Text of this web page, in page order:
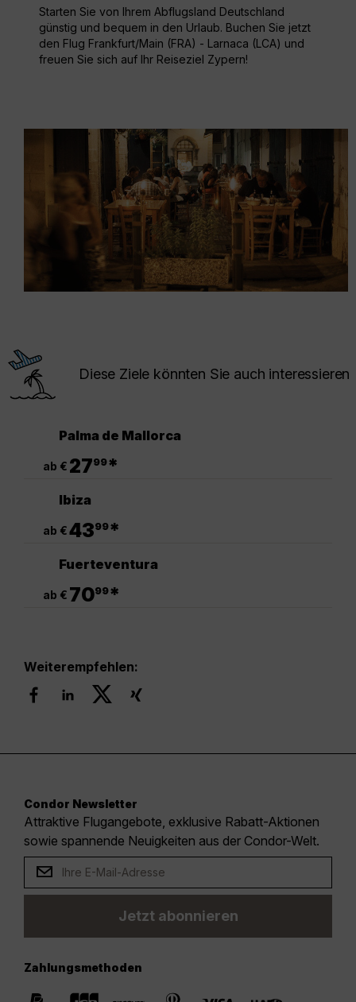
Starten Sie von Ihrem Abflugsland Deutschland
günstig und bequem in den Urlaub. Buchen Sie jetzt
den Flug Frankfurt/Main (FRA) - Larnaca (LCA) und
freuen Sie sich auf Ihr Reiseziel Zypern!
Diese Ziele könnten Sie auch interessieren
Palma de Mallorca
ab € 2799*
Ibiza
ab €4399*
Fuerteventura
ab € 7099*
Weiterempfehlen:
Condor Newsletter
Attraktive Flugangebote, exklusive Rabatt-Aktionen
sowie spannende Neuigkeiten aus der Condor-Welt.
Jetzt abonnieren
Zahlungsmethoden